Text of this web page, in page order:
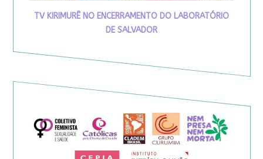
TV KIRIMURÊ NO ENCERRAMENTO DO LABORATÓRIO
DE SALVADOR